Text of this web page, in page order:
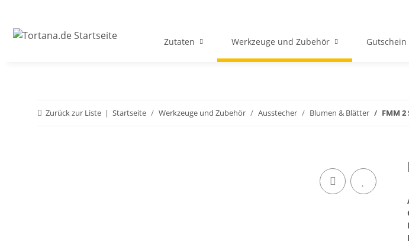
Zutaten Werkzeuge und Zubehör Gutschein
Zurück zur Liste Startseite Werkzeuge und Zubehör Ausstecher Blumen & Blätter FMM